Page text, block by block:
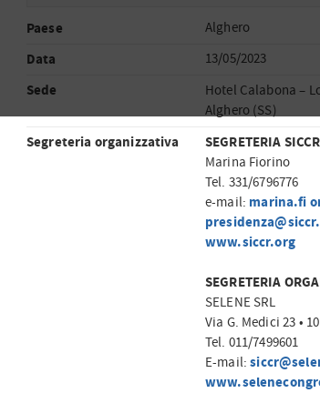
Paese Alghero
Data 13/05/2023
Sede
Hotel Calabona –
Alghero (SS)
Segreteria organizzativa SEGRETERIA SICCR
Marina Fiorino
Tel. 331/6796776
e-mail: marina.fi
www.siccr.org
SEGRETERIA
SELENE SRL
Via G. Medici 23 •
Tel. 011/7499601
E-mail: